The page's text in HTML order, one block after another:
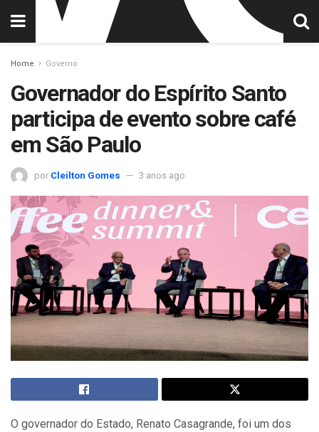
Home Governo
Governador do Espírito Santo
participa de evento sobre café
em São Paulo
por Cleilton Gomes 3 anos ago
O governador do Estado, Renato Casagrande, foi um dos